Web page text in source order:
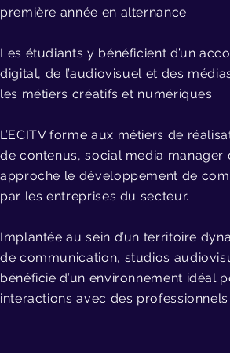
première année en alternance.
Les étudiants y bénéficient d’un
digital, de l’audiovisuel et des
les métiers créatifs et numériques.
L’ECITV forme aux métiers de
de contenus, social media
approche le développement de
par les entreprises du secteur.
Implantée au sein d’un territoire
de communication, studios
bénéficie d’un environnement idéal
interactions avec des